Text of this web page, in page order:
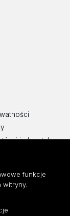
i jednostek
funkcje
witryny.